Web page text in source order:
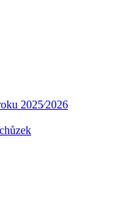
2025⁄2026